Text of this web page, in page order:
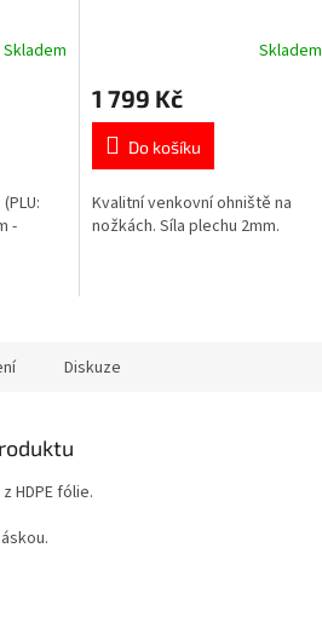
Skladem
-
Skladem
1 799 Kč
Do košíku
Kvalitní venkovní ohniště na
nožkách. Síla plechu 2mm.
Diskuze
HDPE fólie.